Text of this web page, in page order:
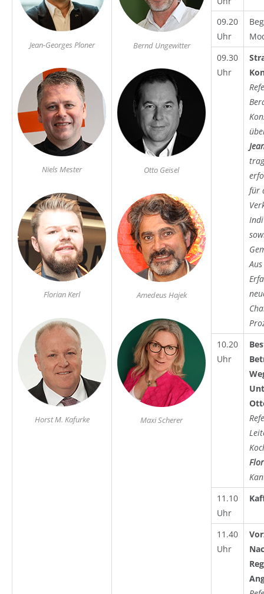
Jean-Georges Ploner
Niels Mester
Florian Kerl
Horst M. Kafurke
Bernd Ungewitter
Otto Geisel
Amedeus Hajek
Maxi Scherer
09.20
Uhr
09.30
Uhr
für
10.20
Uhr
11.10
Uhr
11.40
Uhr